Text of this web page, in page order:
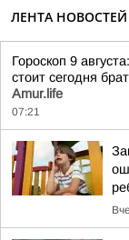
ЛЕНТА НОВОСТЕЙ
Гороскоп 9
стоит сегодня
Аmur.life
07:21